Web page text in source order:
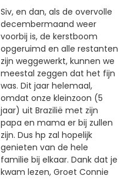
Siv, en dan, als de overvolle
decembermaand weer
voorbij is, de kerstboom
opgeruimd en alle restanten
zijn weggewerkt, kunnen we
meestal zeggen dat het fijn
was. Dit jaar helemaal,
omdat onze kleinzoon (5
jaar) uit Brazilië met zijn
papa en mama er bij zullen
zijn. Dus hp zal hopelijk
genieten van de hele
familie bij elkaar. Dank dat je
kwam lezen, Groet Connie